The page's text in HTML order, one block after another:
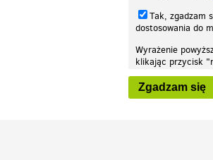
Tak, zgadzam
dostosowania do
Wyrażenie
klikając przycisk
wycofaniem.
Zgadzam się